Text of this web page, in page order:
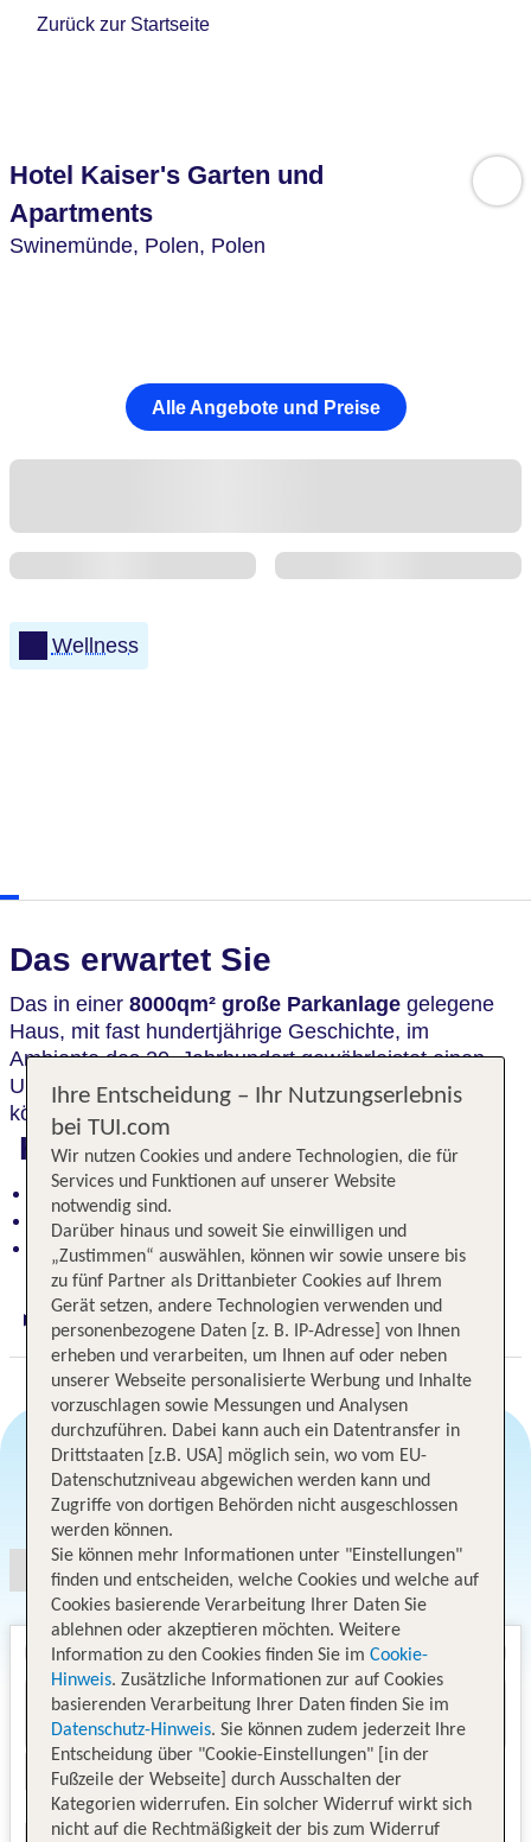
Zurück zur Startseite
Hotel Kaiser's Garten und
Apartments
Swinemünde, Polen, Polen
Alle Angebote und Preise
Wellness
Das erwartet Sie
Das in einer 8000qm² große Parkanlage gelegene
Haus, mit fast hundertjährige Geschichte, im
Ambiente des 20. Jahrhundert gewährleistet einen
Urlaub inRuhe und Stille . In der SPA- Einrichtung
können Sie sich ausgiebig erholen und entspannen.
Highlights
Historisches Ambiente aus dem 20. Jahrhundert
Großzügige Parkanlage für Ruhe und Erholung
Spa-Bereich zum Entspannen und Auftanken
Digitaler und telefonischer 24/7 TUI Service
Angebotsauswahl
Ihre Entscheidung – Ihr Nutzungserlebnis
bei TUI.com
Wir nutzen Cookies und andere Technologien, die für
Services und Funktionen auf unserer Website
notwendig sind.
Darüber hinaus und soweit Sie einwilligen und
„Zustimmen“ auswählen, können wir sowie unsere bis
zu fünf Partner als Drittanbieter Cookies auf Ihrem
Gerät setzen, andere Technologien verwenden und
personenbezogene Daten [z. B. IP-Adresse] von Ihnen
erheben und verarbeiten, um Ihnen auf oder neben
unserer Webseite personalisierte Werbung und Inhalte
vorzuschlagen sowie Messungen und Analysen
durchzuführen. Dabei kann auch ein Datentransfer in
Drittstaaten [z.B. USA] möglich sein, wo vom EU-
Datenschutzniveau abgewichen werden kann und
Zugriffe von dortigen Behörden nicht ausgeschlossen
werden können.
Sie können mehr Informationen unter "Einstellungen"
finden und entscheiden, welche Cookies und welche auf
Cookies basierende Verarbeitung Ihrer Daten Sie
ablehnen oder akzeptieren möchten. Weitere
Information zu den Cookies finden Sie im Cookie-
Hinweis. Zusätzliche Informationen zur auf Cookies
basierenden Verarbeitung Ihrer Daten finden Sie im
Datenschutz-Hinweis. Sie können zudem jederzeit Ihre
Entscheidung über "Cookie-Einstellungen" [in der
Fußzeile der Webseite] durch Ausschalten der
Kategorien widerrufen. Ein solcher Widerruf wirkt sich
nicht auf die Rechtmäßigkeit der bis zum Widerruf